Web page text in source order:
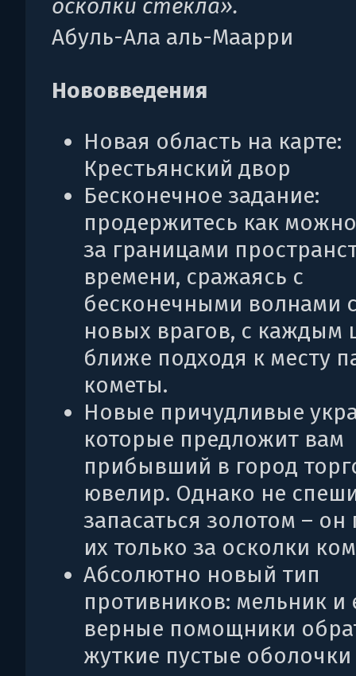
осколки стекла».
Абуль-Ала аль-Маарри
Нововведения
Новая область на карте:
Крестьянский двор
Бесконечное задание:
продержитесь как
за границами
времени, сражаясь с
бесконечными волнами
новых врагов, с каждым
ближе подходя к месту
кометы.
Новые причудливые
которые предложит вам
прибывший в город
ювелир. Однако не
запасаться золотом – он
их только за осколки
Абсолютно новый тип
противников: мельник и
верные помощники
жуткие пустые оболочки